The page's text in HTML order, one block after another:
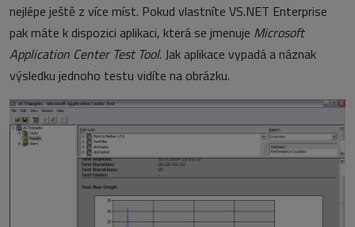
nejlépe ještě z více míst. Pokud vlastníte VS.NET Enterprise
pak máte k dispozici aplikaci, která se jmenuje Microsoft
Application Center Test Tool. Jak aplikace vypadá a náznak
výsledku jednoho testu vidíte na obrázku.